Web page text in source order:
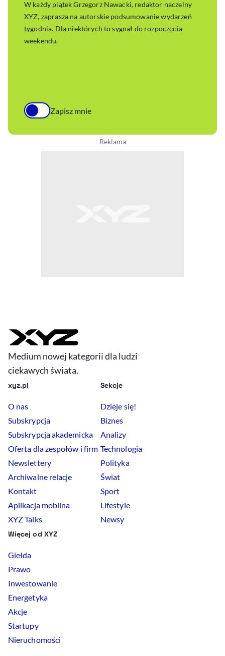
Medium nowej kategorii dla ludzi
ciekawych świata.
xyz.pl
O nas
Subskrypcja
Subskrypcja akademicka
Oferta dla zespołów i firm
Newslettery
Archiwalne relacje
Kontakt
Aplikacja mobilna
XYZ Talks
Sekcje
Dzieje się!
Biznes
Analizy
Technologia
Polityka
Świat
Sport
Lifestyle
Newsy
Więcej od XYZ
Giełda
Prawo
Inwestowanie
Energetyka
Akcje
Startupy
Nieruchomości